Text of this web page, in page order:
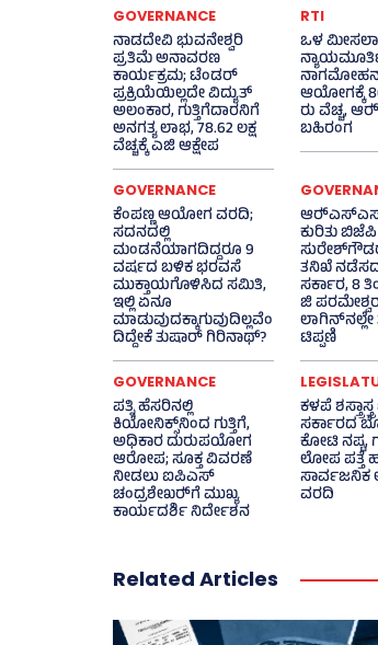
GOVERNANCE
ನಾಡದೇವಿ ಭುವನೇಶ್ವರಿ
ಪ್ರತಿಮೆ ಅನಾವರಣ
ಕಾರ್ಯಕ್ರಮ; ಟೆಂಡರ್
ಪ್ರಕ್ರಿಯೆಯಿಲ್ಲದೇ ವಿದ್ಯುತ್‌
ಅಲಂಕಾರ, ಗುತ್ತಿಗೆದಾರನಿಗೆ
ಅನಗತ್ಯ ಲಾಭ, 78.62 ಲಕ್ಷ
ವೆಚ್ಚಕ್ಕೆ ಎಜಿ ಆಕ್ಷೇಪ
RTI
ಒಳ
ಆಯೋಗಕ್ಕೆ
ರು ವೆಚ್ಚ,
ಬಹಿರಂಗ
GOVERNANCE
ಕೆಂಪಣ್ಣ ಆಯೋಗ ವರದಿ;
ಸದನದಲ್ಲಿ
ಮಂಡನೆಯಾಗದಿದ್ದರೂ 9
ವರ್ಷದ ಬಳಿಕ ಭರವಸೆ
ಮುಕ್ತಾಯಗೊಳಿಸಿದ ಸಮಿತಿ,
ಇಲ್ಲಿ ಏನೂ
ಮಾಡುವುದಕ್ಕಾಗುವುದಿಲ್ಲವೆಂ
ದಿದ್ದೇಕೆ ತುಷಾರ್ ಗಿರಿನಾಥ್?
ಕುರಿತು
ತನಿಖೆ
ಸರ್ಕಾರ, 8
ಜಿ
ಲಾಗಿನ್‌ನಲ್ಲೇ
ಟಿಪ್ಪಣಿ
GOVERNANCE
ಪತ್ನಿ ಹೆಸರಿನಲ್ಲಿ
ಕಿಯೋನಿಕ್ಸ್‌ನಿಂದ ಗುತ್ತಿಗೆ,
ಅಧಿಕಾರ ದುರುಪಯೋಗ
ಆರೋಪ; ಸೂಕ್ತ ವಿವರಣೆ
ನೀಡಲು ಐಪಿಎಸ್‌
ಚಂದ್ರಶೇಖರ್‍‌ಗೆ ಮುಖ್ಯ
ಕಾರ್ಯದರ್ಶಿ ನಿರ್ದೇಶನ
ಕಳಪೆ
ಸರ್ಕಾರದ
ಕೋಟಿ ನಷ್ಟ,
ಲೋಪ ಪತ್ತೆ
ಸಾರ್ವಜನಿಕ
ವರದಿ
Related Articles